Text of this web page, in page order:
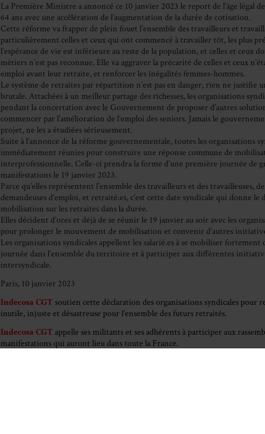
La Première Ministre a annoncé ce 10 janvier 2023 le report de l’âge légal
64 ans avec une accélération de l’augmentation de la durée de cotisation.
Cette réforme va frapper de plein fouet l’ensemble des travailleurs et
particulièrement celles et ceux qui ont commencé à travailler tôt, les plus
l’espérance de vie est inférieure au reste de la population, et celles et ceux
métiers n’est pas reconnue. Elle va aggraver la précarité de celles et ceux
emploi avant leur retraite, et renforcer les inégalités femmes-hommes.
Le système de retraites par répartition n’est pas en danger, rien ne justifie
brutale. Attachées à un meilleur partage des richesses, les organisations
pendant la concertation avec le Gouvernement de proposer d’autres
commencer par l’amélioration de l’emploi des seniors. Jamais le
projet, ne les a étudiées sérieusement.
Suite à l’annonce de la réforme gouvernementale, toutes les organisations
immédiatement réunies pour construire une réponse commune de
interprofessionnelle. Celle-ci prendra la forme d’une première journée de
manifestations le 19 janvier 2023.
Parce qu’elles représentent l’ensemble des travailleurs et des travailleuses,
demandeuses d’emploi, et retraité.es, c’est cette date syndicale qui donne le
mobilisation sur les retraites dans la durée.
Elles décident d’ores et déjà de se réunir le 19 janvier au soir avec les
pour prolonger le mouvement de mobilisation et convenir d’autres
Les organisations syndicales appellent les salarié.es à se mobiliser fortement
journée dans l’ensemble du territoire et à participer aux différentes
intersyndicale.
Paris, 10 janvier 2023
Indecosa CGT soutien cette déclaration des organisations syndicales pour
inutile, injuste et désastreuse pour l’ensemble des futurs retraités.
Indecosa CGT appelle ses militants et ses adhérents à participer aux
manifestations qui auront lieu dans toute la France.